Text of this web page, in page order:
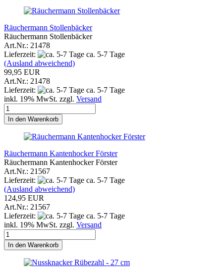
Räuchermann Stollenbäcker
Räuchermann Stollenbäcker
Art.Nr.: 21478
Lieferzeit:
ca. 5-7 Tage
(Ausland abweichend)
99,95 EUR
Art.Nr.: 21478
Lieferzeit:
ca. 5-7 Tage
inkl. 19% MwSt. zzgl. Versand
In den Warenkorb
Räuchermann Kantenhocker Förster
Räuchermann Kantenhocker Förster
Art.Nr.: 21567
Lieferzeit:
ca. 5-7 Tage
(Ausland abweichend)
124,95 EUR
Art.Nr.: 21567
Lieferzeit:
ca. 5-7 Tage
inkl. 19% MwSt. zzgl. Versand
In den Warenkorb